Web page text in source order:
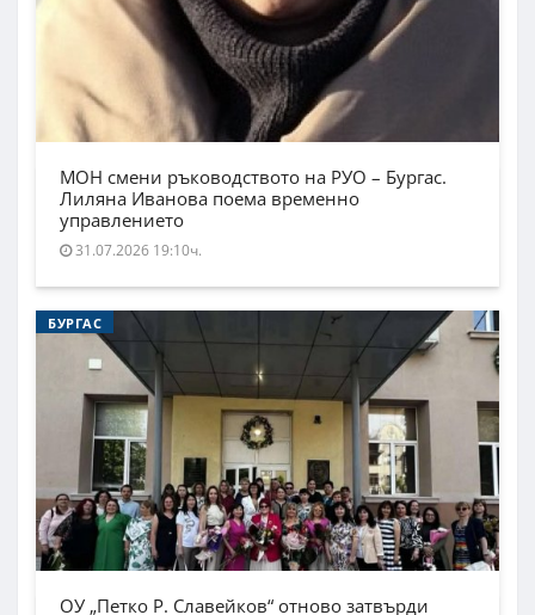
МОН смени ръководството на РУО – Бургас.
Лиляна Иванова поема временно
управлението
31.07.2026 19:10ч.
БУРГАС
ОУ „Петко Р. Славейков“ отново затвърди